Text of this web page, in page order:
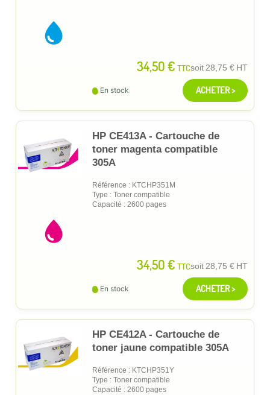
34,50 € TTCsoit28,75 € HT
En stock ACHETER >
HP CE413A - Cartouche de
toner magenta compatible
305A
Référence : KTCHP351M
Type : Toner compatible
Capacité : 2600 pages
34,50 € TTCsoit28,75 € HT
En stock ACHETER >
HP CE412A - Cartouche de
toner jaune compatible 305A
Référence : KTCHP351Y
Type : Toner compatible
Capacité : 2600 pages